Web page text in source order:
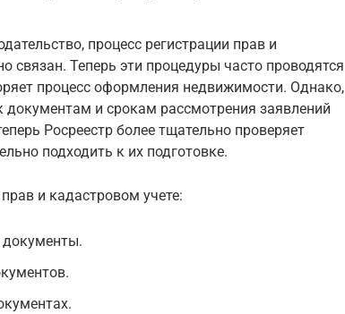
процесс регистрации прав и
связан. Теперь эти процедуры часто проводятся
процесс оформления недвижимости. Однако,
документам и срокам рассмотрения заявлений
Росреестр более тщательно проверяет
подходить к их подготовке.
и кадастровом учете: